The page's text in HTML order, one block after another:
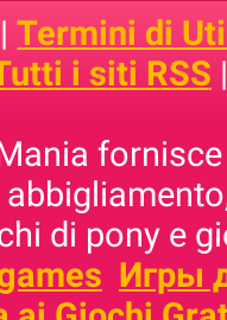
|Termini di
i siti RSS
di pony e
Игры